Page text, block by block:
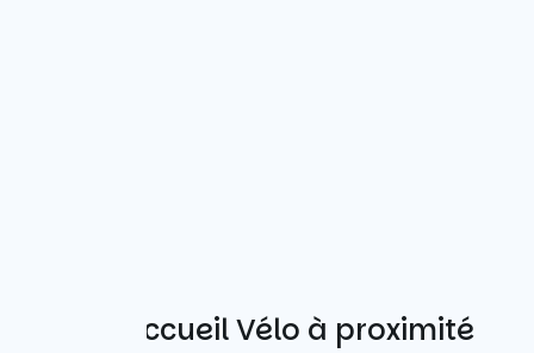
Autres Accueil Vélo à proximité